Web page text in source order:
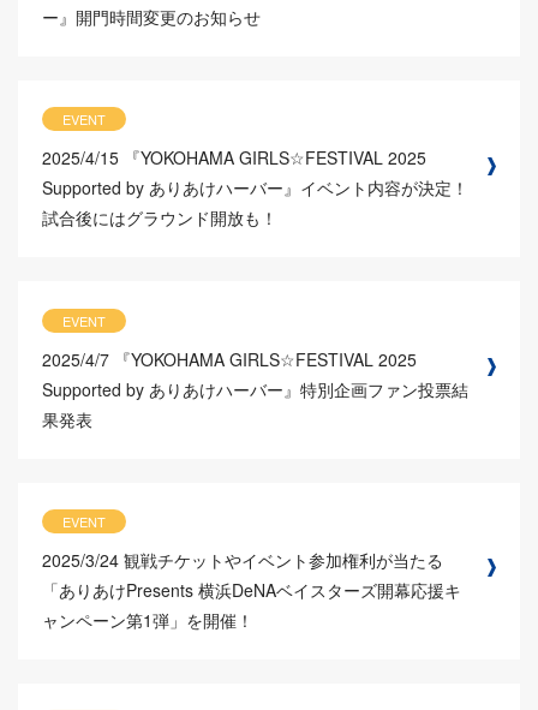
ー』開門時間変更のお知らせ
EVENT
2025/4/15 『YOKOHAMA GIRLS☆FESTIVAL 2025
Supported by ありあけハーバー』イベント内容が決定！
試合後にはグラウンド開放も！
EVENT
2025/4/7 『YOKOHAMA GIRLS☆FESTIVAL 2025
Supported by ありあけハーバー』特別企画ファン投票結
果発表
EVENT
2025/3/24 観戦チケットやイベント参加権利が当たる
「ありあけPresents 横浜DeNAベイスターズ開幕応援キ
ャンペーン第1弾」を開催！